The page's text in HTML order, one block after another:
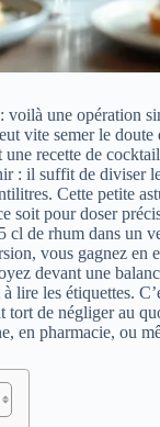
: voilà une opération
vite semer le doute
recette de
: il suffit de diviser
Cette petite
soit pour doser
cl de rhum dans un
vous gagnez en
devant une
lire les étiquettes.
tort de négliger au
en pharmacie, ou